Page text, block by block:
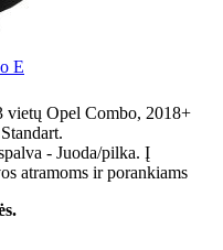
E
vietų Opel Combo, 2018+
- Juoda/pilka. Į
atramoms ir porankiams